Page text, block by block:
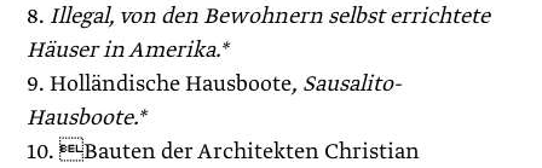
8. Illegal, von den Bewohnern selbst errichtete
Häuser in Amerika.*
9. Holländische Hausboote, Sausalito-
Hausboote.*
10. Bauten der Architekten Christian